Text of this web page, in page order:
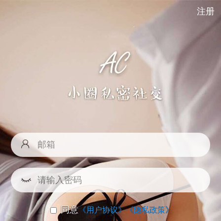
注册
同意《用户协议》《隐私政策》